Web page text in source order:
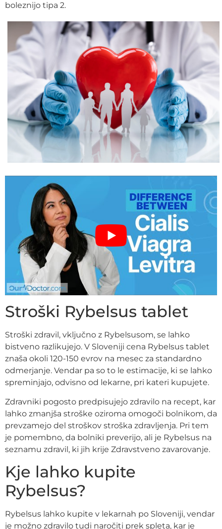
boleznijo tipa 2.
Stroški Rybelsus tablet
Stroški zdravil, vključno z Rybelsusom, se lahko
bistveno razlikujejo. V Sloveniji cena Rybelsus tablet
znaša okoli 120-150 evrov na mesec za standardno
odmerjanje. Vendar pa so to le estimacije, ki se lahko
spreminjajo, odvisno od lekarne, pri kateri kupujete.
Zdravniki pogosto predpisujejo zdravilo na recept, kar
lahko zmanjša stroške oziroma omogoči bolnikom, da
prevzamejo del stroškov stroška zdravljenja. Pri tem
je pomembno, da bolniki preverijo, ali je Rybelsus na
seznamu zdravil, ki jih krije Zdravstveno zavarovanje.
Kje lahko kupite
Rybelsus?
Rybelsus lahko kupite v lekarnah po Sloveniji, vendar
je možno zdravilo tudi naročiti prek spleta, kar je